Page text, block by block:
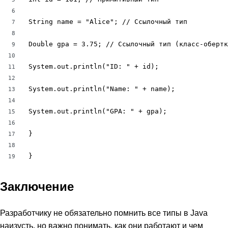
6
7
8
9
10
11
12
13
14
15
16
17
18
19
String name = "Alice"; // Ссылочный тип
Double gpa = 3.75; // Ссылочный тип (класс-
System.out.println("ID: " + id);
System.out.println("Name: " + name);
System.out.println("GPA: " + gpa);
}
}
Заключение
Разработчику не обязательно помнить все типы в Java
наизусть, но важно понимать, как они работают и чем